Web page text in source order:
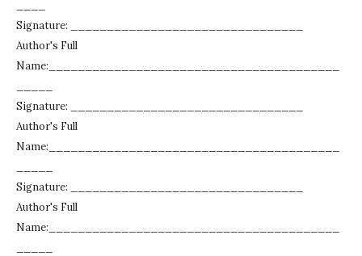
Signature: ________________________________
Author's Full
Name:________________________________________
Signature: ________________________________
Author's Full
Name:________________________________________
Signature: ________________________________
Author's Full
Name:________________________________________